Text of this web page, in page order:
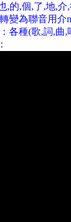
,的,個,了,地,介
變為聯音用介
各種(歌,詞,曲
：